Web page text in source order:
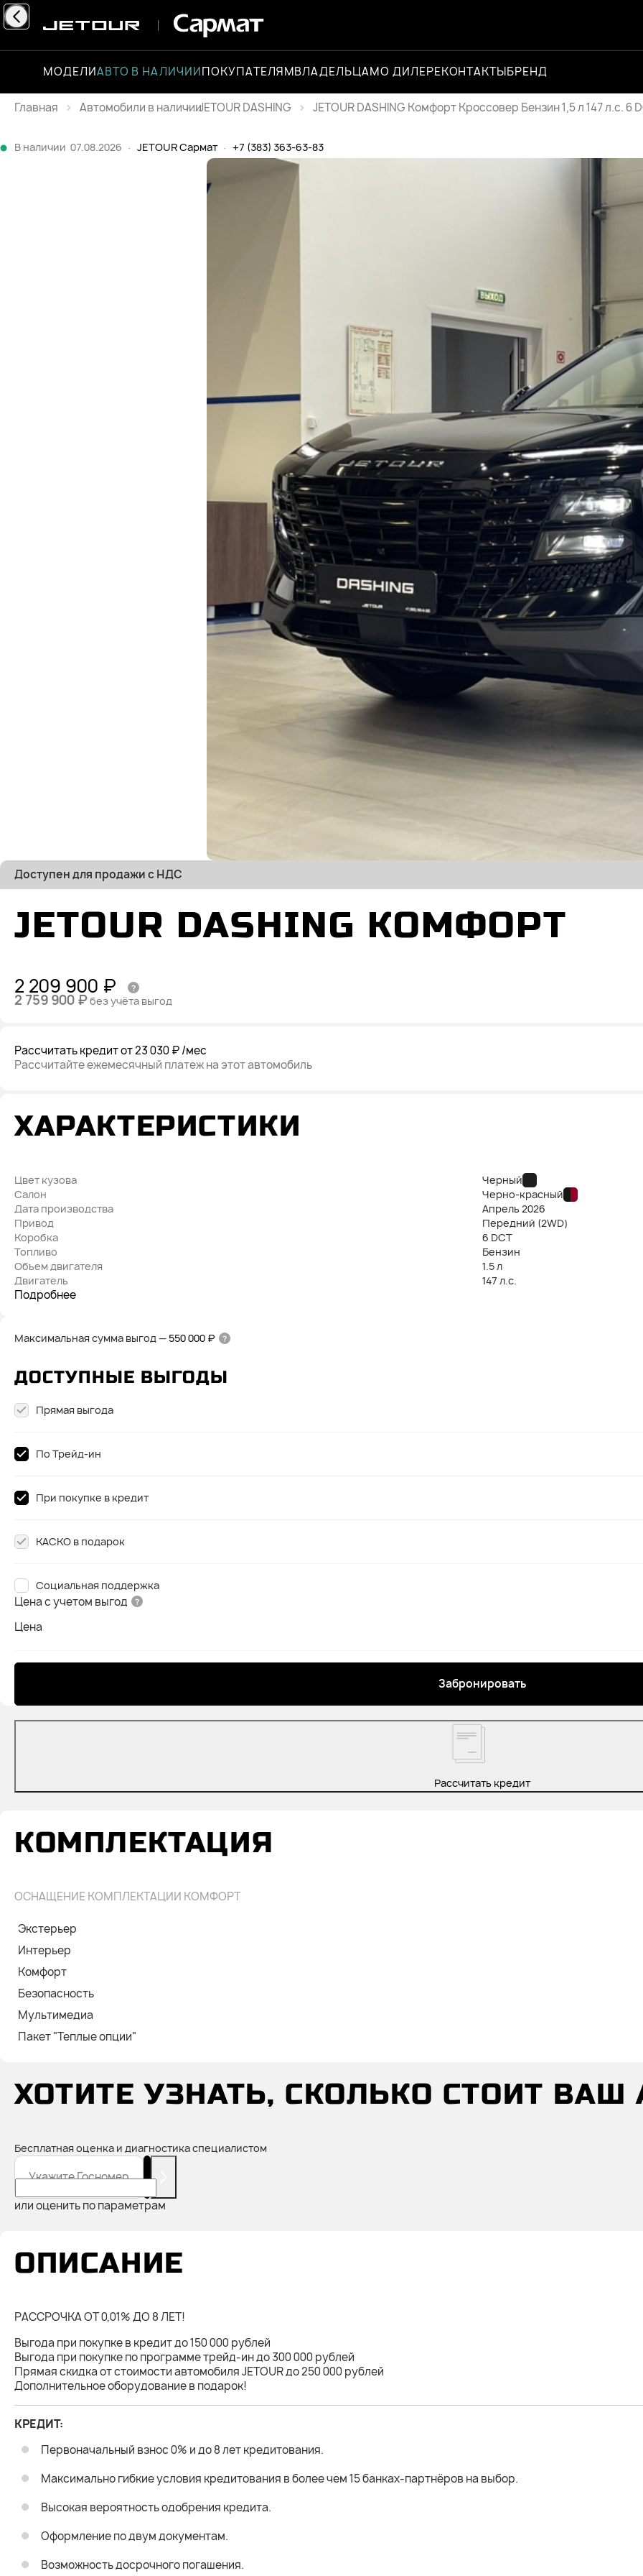
МОДЕЛИАВТО В НАЛИЧИИПОКУПАТЕЛЯМВЛАДЕЛЬЦАМО ДИЛЕРЕКОНТАКТЫБРЕНД
Главная
JETOUR DASHING JETOUR DASHING Комфорт Кроссовер Бензин 1,5 л 147 л.с. 6
В наличии 07.08.2026 · JETOUR Сармат· +7 (383) 363-63-83
Доступен для продажи с НДС
JETOUR DASHING КОМФОРТ
2 209 900 ₽
2 759 900 ₽без учёта выгод
Рассчитать кредитот 23 030 ₽/мес
Рассчитайте ежемесячный платеж на этот автомобиль
ХАРАКТЕРИСТИКИ
Цвет кузова
Черный
Салон
Черно-красный
Дата производства
Апрель 2026
Привод
Передний (2WD)
Коробка
6 DCT
Топливо
Бензин
Объем двигателя
1.5 л
Двигатель
147 л.с.
Подробнее
Максимальная сумма выгод— 550 000 ₽
ДОСТУПНЫЕ ВЫГОДЫ
Прямая выгода
По Трейд-ин
При покупке в кредит
КАСКО в подарок
Социальная поддержка
Цена с учетом выгод
Цена
Забронировать
Рассчитать кредит
КОМПЛЕКТАЦИЯ
ОСНАЩЕНИЕ КОМПЛЕКТАЦИИ КОМФОРТ
Экстерьер
Интерьер
Комфорт
Безопасность
Мультимедиа
Пакет "Теплые опции"
ХОТИТЕ УЗНАТЬ, СКОЛЬКО СТОИТ
Бесплатная оценка и диагностика специалистом
Укажите Госномер
или оценить по параметрам
ОПИСАНИЕ
РАССРОЧКА ОТ 0,01% ДО 8 ЛЕТ!
Выгода при покупке в кредит до 150 000 рублей
Выгода при покупке по программе трейд-ин до 300 000 рублей
Прямая скидка от стоимости автомобиля JETOUR до 250 000 рублей
Дополнительное оборудование в подарок!
КРЕДИТ:
Первоначальный взнос 0% и до 8 лет кредитования.
Максимально гибкие условия кредитования в более чем 15 банках-партнёров на выбор.
Высокая вероятность одобрения кредита.
Оформление по двум документам.
Возможность досрочного погашения.